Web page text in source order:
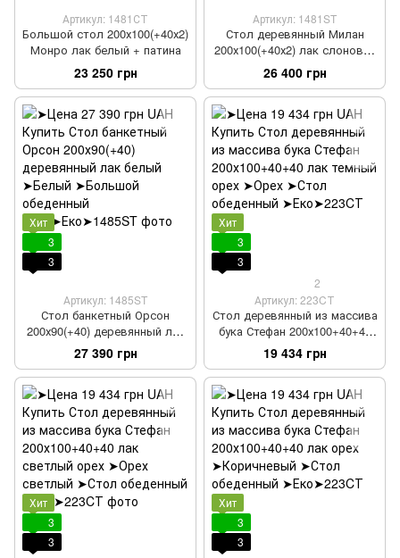
Артикул: 1481СТ
Большой стол 200х100(+40х2)
Монро лак белый + патина
23 250 грн
Артикул: 1481ST
Стол деревянный Милан
200х100(+40х2) лак слоновая
кость
26 400 грн
Хит
3
3
Артикул: 1485ST
Стол банкетный Орсон
200х90(+40) деревянный лак
белый
27 390 грн
Хит
3
3
2
Артикул: 223CТ
Стол деревянный из массива
бука Стефан 200х100+40+40
лак темный орех
19 434 грн
Хит
3
3
Хит
3
3